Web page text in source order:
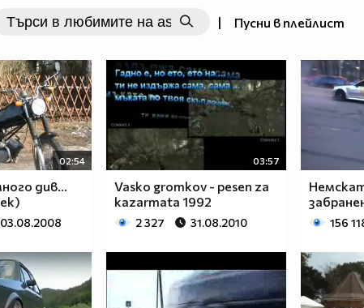
| Пусни в плейлист
02:54
див...
03.08.2008
03:57
Vasko gromkov - pesen za
kazarmata 1992
2 327 31.08.2010 156